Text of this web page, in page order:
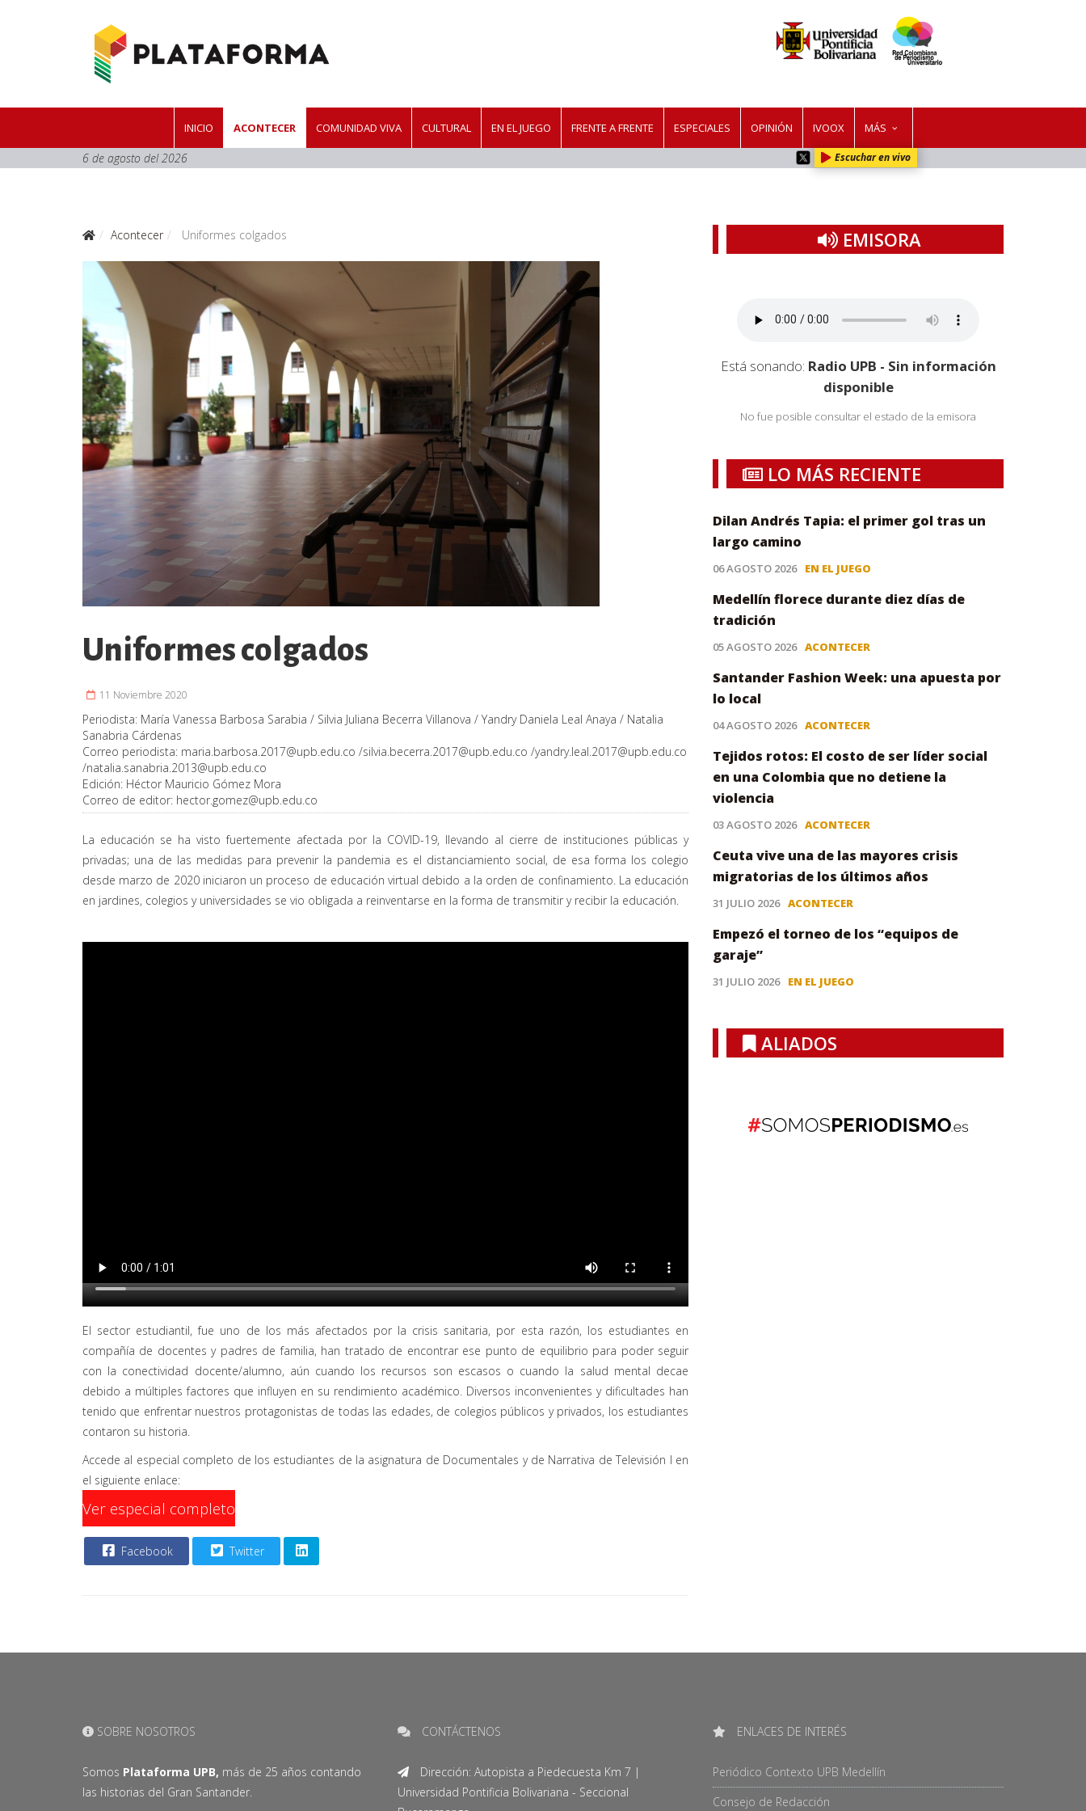
INICIO ACONTECER COMUNIDAD VIVA CULTURAL EN EL JUEGO FRENTE A FRENTE ESPECIALES OPINIÓN IVOOX MÁS
6 de agosto del 2026 Escuchar en vivo
Acontecer Uniformes colgados
Uniformes colgados
11 Noviembre 2020
Periodista: María Vanessa Barbosa Sarabia / Silvia Juliana Becerra Villanova / Yandry Daniela Leal Anaya / Natalia
Sanabria Cárdenas
Correo periodista: maria.barbosa.2017@upb.edu.co /silvia.becerra.2017@upb.edu.co /yandry.leal.2017@upb.edu.co
/natalia.sanabria.2013@upb.edu.co
Edición: Héctor Mauricio Gómez Mora
Correo de editor: hector.gomez@upb.edu.co
La educación se ha visto fuertemente afectada por la COVID-19, llevando al cierre de instituciones públicas y
privadas; una de las medidas para prevenir la pandemia es el distanciamiento social, de esa forma los colegio
desde marzo de 2020 iniciaron un proceso de educación virtual debido a la orden de confinamiento. La educación
en jardines, colegios y universidades se vio obligada a reinventarse en la forma de transmitir y recibir la educación.
El sector estudiantil, fue uno de los más afectados por la crisis sanitaria, por esta razón, los estudiantes en
compañía de docentes y padres de familia, han tratado de encontrar ese punto de equilibrio para poder seguir
con la conectividad docente/alumno, aún cuando los recursos son escasos o cuando la salud mental decae
debido a múltiples factores que influyen en su rendimiento académico. Diversos inconvenientes y dificultades han
tenido que enfrentar nuestros protagonistas de todas las edades, de colegios públicos y privados, los estudiantes
contaron su historia.
Accede al especial completo de los estudiantes de la asignatura de Documentales y de Narrativa de Televisión I en
el siguiente enlace:
Ver especial completo
Facebook Twitter
EMISORA
Está sonando: Radio UPB - Sin información
disponible
No fue posible consultar el estado de la emisora
LO MÁS RECIENTE
Dilan Andrés Tapia: el primer gol tras un
largo camino
06 AGOSTO 2026 EN EL JUEGO
Medellín florece durante diez días de
tradición
05 AGOSTO 2026 ACONTECER
Santander Fashion Week: una apuesta por
lo local
04 AGOSTO 2026 ACONTECER
Tejidos rotos: El costo de ser líder social
en una Colombia que no detiene la
violencia
03 AGOSTO 2026 ACONTECER
Ceuta vive una de las mayores crisis
migratorias de los últimos años
31 JULIO 2026 ACONTECER
Empezó el torneo de los “equipos de
garaje”
31 JULIO 2026 EN EL JUEGO
ALIADOS
SOBRE NOSOTROS
Somos Plataforma UPB, más de 25 años contando
las historias del Gran Santander.
CONTÁCTENOS
Dirección: Autopista a Piedecuesta Km 7 |
Universidad Pontificia Bolivariana - Seccional
ENLACES DE INTERÉS
Periódico Contexto UPB Medellín
Consejo de Redacción